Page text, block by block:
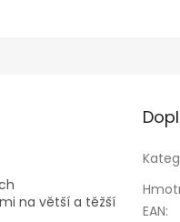
na větší a těžší
EAN: